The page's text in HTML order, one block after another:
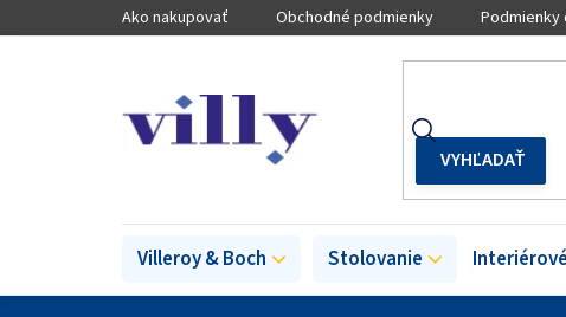
na
Ako nakupovať Obchodné podmienky Podmienky
Villeroy & Boch Stolovanie